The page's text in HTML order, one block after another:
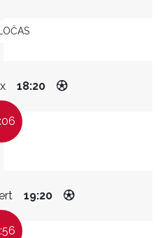
18:20
19:20